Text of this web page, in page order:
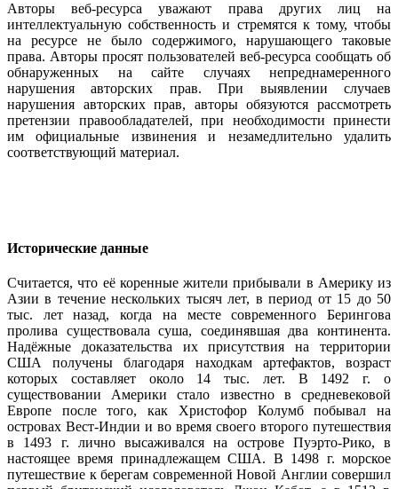
Авторы веб-ресурса уважают права других лиц на
интеллектуальную собственность и стремятся к тому, чтобы
на ресурсе не было содержимого, нарушающего таковые
права. Авторы просят пользователей веб-ресурса сообщать об
обнаруженных на сайте случаях непреднамеренного
нарушения авторских прав. При выявлении случаев
нарушения авторских прав, авторы обязуются рассмотреть
претензии правообладателей, при необходимости принести
им официальные извинения и незамедлительно удалить
соответствующий материал.
Исторические данные
Считается, что её коренные жители прибывали в Америку из
Азии в течение нескольких тысяч лет, в период от 15 до 50
тыс. лет назад, когда на месте современного Берингова
пролива существовала суша, соединявшая два континента.
Надёжные доказательства их присутствия на территории
США получены благодаря находкам артефактов, возраст
которых составляет около 14 тыс. лет. В 1492 г. о
существовании Америки стало известно в средневековой
Европе после того, как Христофор Колумб побывал на
островах Вест-Индии и во время своего второго путешествия
в 1493 г. лично высаживался на острове Пуэрто-Рико, в
настоящее время принадлежащем США. В 1498 г. морское
путешествие к берегам современной Новой Англии совершил